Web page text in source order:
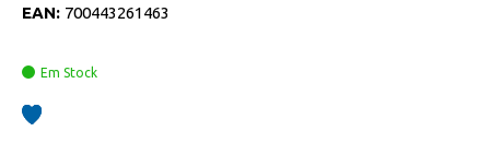
EAN: 700443261463
Em Stock